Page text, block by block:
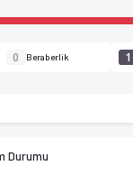
0 Beraberlik 1
Durumu